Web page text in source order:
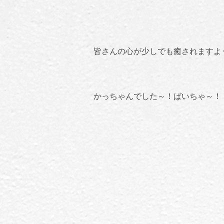
皆さんの心が少しでも癒されますよ
かっちゃんでした～！ばいちゃ～！